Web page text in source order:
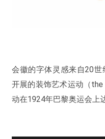
会徽的字体灵感来自20
开展的装饰艺术运动（
动在1924年巴黎奥运会上